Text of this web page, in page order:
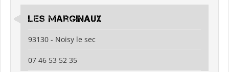
Les Marginaux
93130 - Noisy le sec
07 46 53 52 35